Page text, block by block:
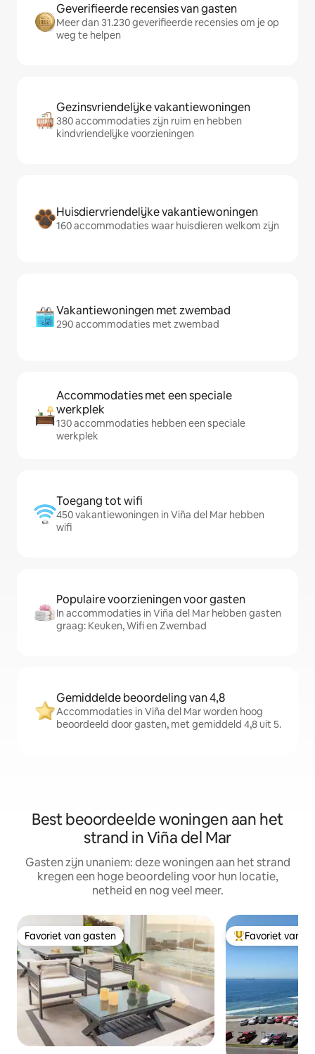
Geverifieerde recensies van gasten
Meer dan 31.230 geverifieerde recensies om je op
weg te helpen
Gezinsvriendelijke vakantiewoningen
380 accommodaties zijn ruim en hebben
kindvriendelijke voorzieningen
Huisdiervriendelijke vakantiewoningen
160 accommodaties waar huisdieren welkom zijn
Vakantiewoningen met zwembad
290 accommodaties met zwembad
Accommodaties met een speciale
werkplek
130 accommodaties hebben een speciale
werkplek
Toegang tot wifi
450 vakantiewoningen in Viña del Mar hebben
wifi
Populaire voorzieningen voor gasten
In accommodaties in Viña del Mar hebben gasten
graag: Keuken, Wifi en Zwembad
Gemiddelde beoordeling van 4,8
Accommodaties in Viña del Mar worden hoog
beoordeeld door gasten, met gemiddeld 4,8 uit 5.
Best beoordeelde woningen aan het
strand in Viña del Mar
Gasten zijn unaniem: deze woningen aan het strand
kregen een hoge beoordeling voor hun locatie,
netheid en nog veel meer.
Favoriet van gasten
Favoriet van gasten Topfavoriet van
Favoriet van